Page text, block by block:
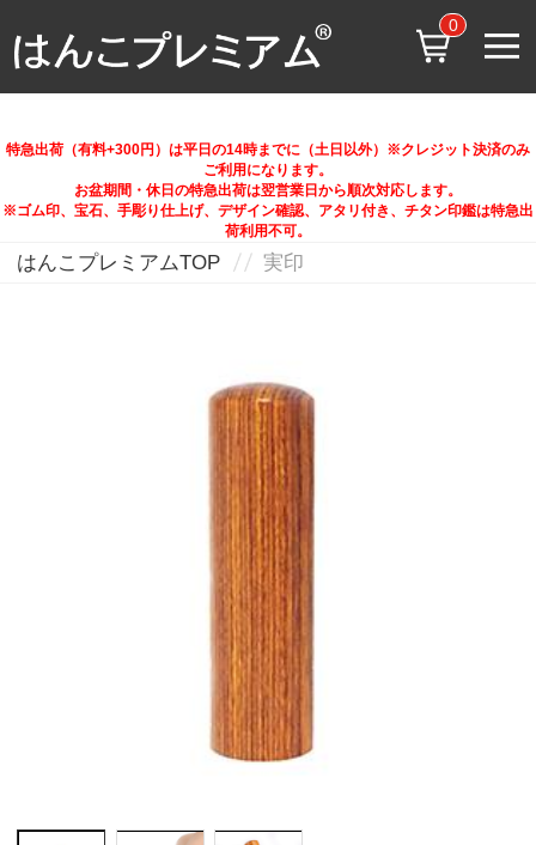
0
特急出荷（有料+300円）は平日の14時までに（土日以外）※クレジット決済のみ
ご利用になります。
お盆期間・休日の特急出荷は翌営業日から順次対応します。
※ゴム印、宝石、手彫り仕上げ、デザイン確認、アタリ付き、チタン印鑑は特急出
荷利用不可。
はんこプレミアムTOP 実印